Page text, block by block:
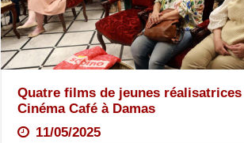
Quatre films de jeunes
Cinéma Café à Damas
11/05/2025